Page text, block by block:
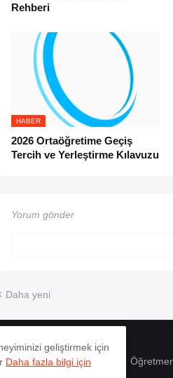
Rehberi
HABER
2026 Ortaöğretime Geçiş
Tercih ve Yerleştirme Kılavuzu
Yorum gönder
Daha yeni
geliştirmek için
Daha fazla bilgi için